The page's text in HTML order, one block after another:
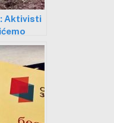
Aktivisti
ali nije